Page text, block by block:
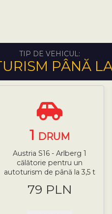
TIP DE VEHICUL:
PÂNĂ
1 DRUM
Austria S16 - Arlberg 1
călătorie pentru un
autoturism de până la 3,5 t
79 PLN